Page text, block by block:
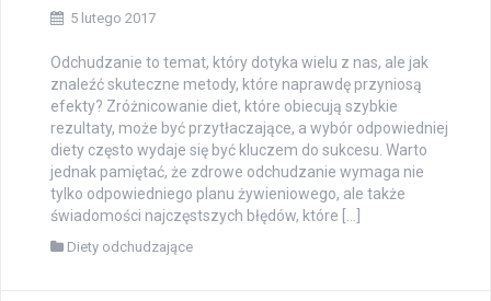
5 lutego 2017
Odchudzanie to temat, który dotyka wielu z nas, ale jak
znaleźć skuteczne metody, które naprawdę przyniosą
efekty? Zróżnicowanie diet, które obiecują szybkie
rezultaty, może być przytłaczające, a wybór odpowiedniej
diety często wydaje się być kluczem do sukcesu. Warto
jednak pamiętać, że zdrowe odchudzanie wymaga nie
tylko odpowiedniego planu żywieniowego, ale także
świadomości najczęstszych błędów, które […]
Diety odchudzające